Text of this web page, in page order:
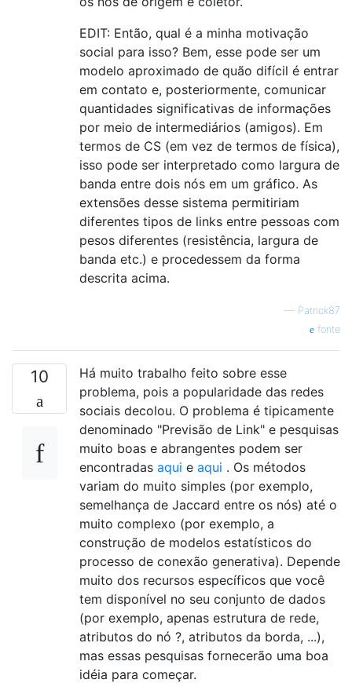
EDIT: Então, qual é a minha motivação
social para isso? Bem, esse pode ser um
modelo aproximado de quão difícil é entrar
em contato e, posteriormente, comunicar
quantidades significativas de informações
por meio de intermediários (amigos). Em
termos de CS (em vez de termos de física),
isso pode ser interpretado como largura de
banda entre dois nós em um gráfico. As
extensões desse sistema permitiriam
diferentes tipos de links entre pessoas com
pesos diferentes (resistência, largura de
banda etc.) e procedessem da forma
descrita acima.
— Patrick87
fonte
10
Há muito trabalho feito sobre esse
problema, pois a popularidade das redes
sociais decolou. O problema é tipicamente
denominado "Previsão de Link" e pesquisas
muito boas e abrangentes podem ser
encontradas aqui e aqui . Os métodos
variam do muito simples (por exemplo,
semelhança de Jaccard entre os nós) até o
muito complexo (por exemplo, a
construção de modelos estatísticos do
processo de conexão generativa). Depende
muito dos recursos específicos que você
tem disponível no seu conjunto de dados
(por exemplo, apenas estrutura de rede,
atributos do nó ?, atributos da borda, ...),
mas essas pesquisas fornecerão uma boa
idéia para começar.